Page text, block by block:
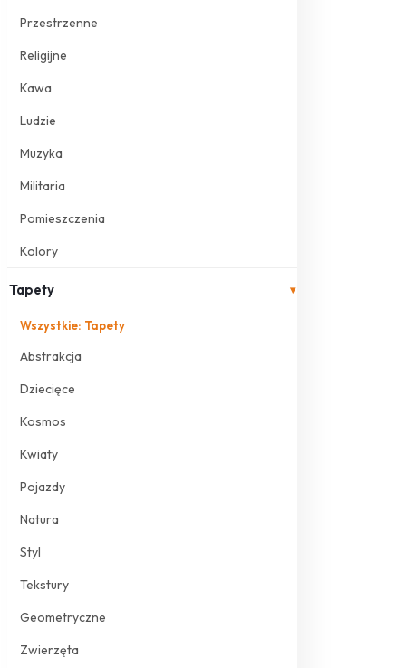
Przestrzenne
Religijne
Kawa
Ludzie
Muzyka
Militaria
Pomieszczenia
Kolory
Tapety ▾
Wszystkie: Tapety
Abstrakcja
Dziecięce
Kosmos
Kwiaty
Pojazdy
Natura
Styl
Tekstury
Geometryczne
Zwierzęta